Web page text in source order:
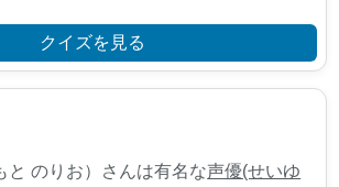
クイズを見る
と のりお）さんは有名な声優(せいゆ